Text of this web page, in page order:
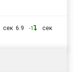
сек 6.9 -1 сек